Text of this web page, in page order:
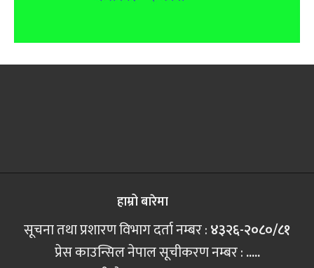
हाम्रो बारेमा
सूचना तथा प्रशारण विभाग दर्ता नम्बर :४३२६-२०८०/८१
प्रेस काउन्सिल नेपाल सूचीकरण नम्बर :.....